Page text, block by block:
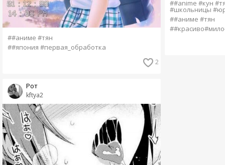
##аниме #тян
##япония #первая_обработка
2
kftya2
Рот
##anime #кун
#школьницы
##аниме #тян